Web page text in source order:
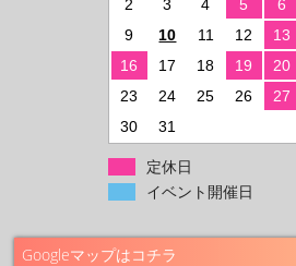
2
3 4 5 6
9
10 11 12 13
16
17 18 19 20
23
24 25 26 27
30
31
定休日
イベント開催日
Googleマップはコチラ